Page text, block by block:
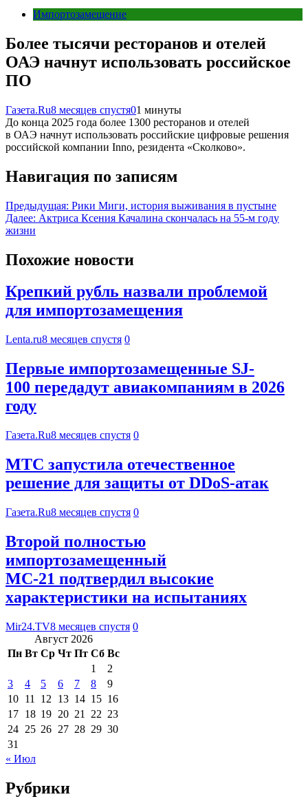
Импортозамещение
Более тысячи ресторанов и отелей
ОАЭ начнут использовать российское
ПО
Газета.Ru8 месяцев спустя01 минуты
До конца 2025 года более 1300 ресторанов и отелей
в ОАЭ начнут использовать российские цифровые решения
российской компании Inno, резидента «Сколково».
Навигация по записям
Предыдущая: Рики Миги, история выживания в пустыне
Далее: Актриса Ксения Качалина скончалась на 55-м году
жизни
Похожие новости
Крепкий рубль назвали проблемой
для импортозамещения
Lenta.ru8 месяцев спустя 0
Первые импортозамещенные SJ-
100 передадут авиакомпаниям в 2026
году
Газета.Ru8 месяцев спустя 0
МТС запустила отечественное
решение для защиты от DDoS-атак
Газета.Ru8 месяцев спустя 0
Второй полностью
импортозамещенный
МС-21 подтвердил высокие
характеристики на испытаниях
Mir24.TV8 месяцев спустя 0
Август 2026
Пн Вт Ср Чт Пт Сб Вс
1
2
3
4 5 6 7 8
9
10 11 12 13 14 15 16
17 18 19 20 21 22 23
24 25 26 27 28 29 30
31
« Июл
Рубрики